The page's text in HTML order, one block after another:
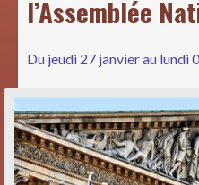
l’Assemblée
Du jeudi 27 janvier au lundi